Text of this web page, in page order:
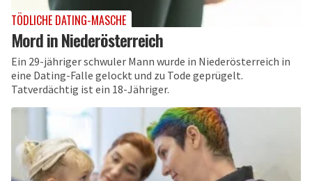
TÖDLICHE DATING-MASCHE
Mord in Niederösterreich
Ein 29-jähriger schwuler Mann wurde in Niederösterreich in
eine Dating-Falle gelockt und zu Tode geprügelt.
Tatverdächtig ist ein 18-Jähriger.